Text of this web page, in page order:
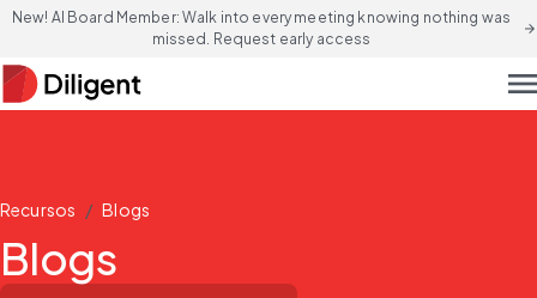
New! AI Board Member: Walk into every meeting knowing nothing was
missed. Request early access
arrow_forward
Recursos / Blogs
Blogs